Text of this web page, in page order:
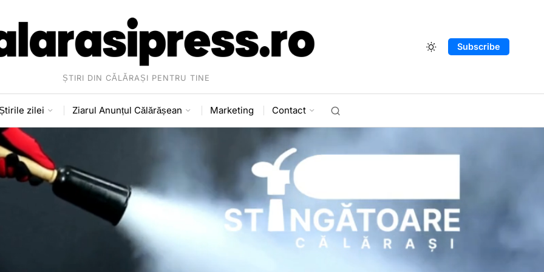
ȘTIRI DIN CĂLĂRAȘI PENTRU TINE
Subscribe
zilei Ziarul Anunțul Călărășean Marketing Contact